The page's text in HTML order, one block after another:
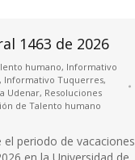
1463 de 2026
humano, Informativo
, Informativo Tuquerres,
Udenar, Resoluciones
de Talento humano
el periodo de vacaciones